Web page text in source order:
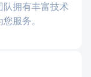
队拥有丰富技术
服务。